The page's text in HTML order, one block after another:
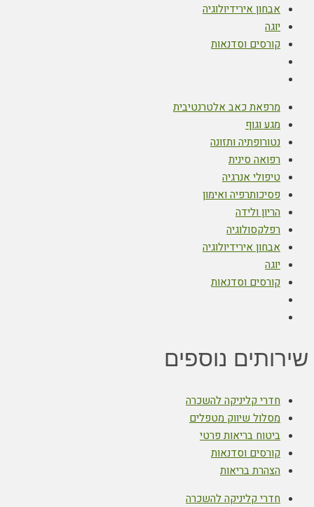
אבחון אירידיולוגיה
יוגה
קורסים וסדנאות
מרפאת כאב אלטרנטיבית
מגע וגוף
נטורופתיה ותזונה
רפואה סינית
טיפולי אנרגיה
פסיכותרפיה ואימון
הריון ולידה
רפלקסולוגיה
אבחון אירידיולוגיה
יוגה
קורסים וסדנאות
שירותים נוספים
חדרי קליניקה להשכרה
מסלול שיווק מטפלים
ביטוח בריאות פרטי
קורסים וסדנאות
הצהרת בריאות
חדרי קליניקה להשכרה